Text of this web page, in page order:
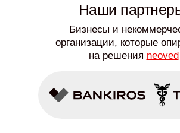
Наши
Бизнесы и
организации, которые
на решения neoved